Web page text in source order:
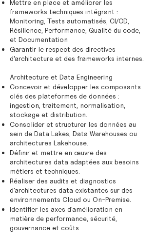
Mettre en place et améliorer les
frameworks techniques intégrant :
Monitoring, Tests automatisés, CI/CD,
Résilience, Performance, Qualité du code,
et Documentation
Garantir le respect des directives
d'architecture et des frameworks internes.
Architecture et Data Engineering
Concevoir et développer les composants
clés des plateformes de données :
ingestion, traitement, normalisation,
stockage et distribution.
Consolider et structurer les données au
sein de Data Lakes, Data Warehouses ou
architectures Lakehouse.
Définir et mettre en œuvre des
architectures data adaptées aux besoins
métiers et techniques.
Réaliser des audits et diagnostics
d'architectures data existantes sur des
environnements Cloud ou On-Premise.
Identifier les axes d'amélioration en
matière de performance, sécurité,
gouvernance et coûts.